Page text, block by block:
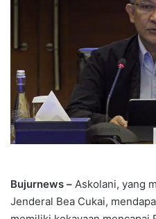
Bujurnews – Askolani, yang
Jenderal Bea Cukai,